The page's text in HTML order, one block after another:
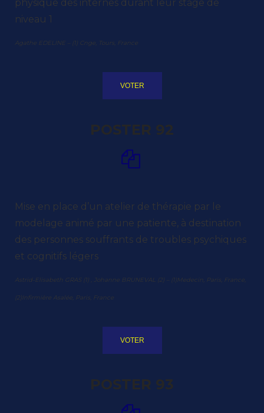
physique des internes durant leur stage de
niveau 1
Agathe EDELINE – (1) Cnge, Tours, France
VOTER
POSTER 92
Mise en place d’un atelier de thérapie par le
modelage animé par une patiente, à destination
des personnes souffrants de troubles psychiques
et cognitifs légers
Astrid-Elisabeth GRAS (1) , Johanne BRUNEVAL (2) – (1)Medecin, Paris, France,
(2)Infirmière Asalée, Paris, France
VOTER
POSTER 93